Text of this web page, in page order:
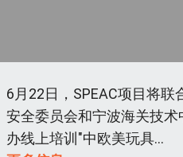
6月22日，SPEAC项目将联
安全委员会和宁波海关技术
办线上培训"中欧美玩具...